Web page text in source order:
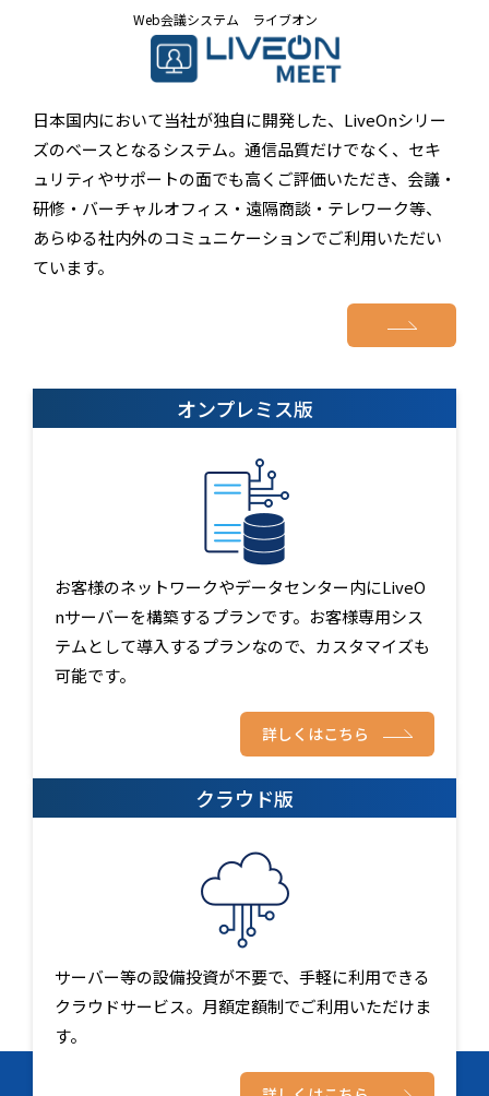
Web会議システム ライブオン
日本国内において当社が独自に開発した、LiveOnシリー
ズのベースとなるシステム。通信品質だけでなく、セキ
ュリティやサポートの面でも高くご評価いただき、会議・
研修・バーチャルオフィス・遠隔商談・テレワーク等、
あらゆる社内外のコミュニケーションでご利用いただい
ています。
オンプレミス版
お客様のネットワークやデータセンター内にLiveO
nサーバーを構築するプランです。お客様専用シス
テムとして導入するプランなので、カスタマイズも
可能です。
詳しくはこちら
クラウド版
サーバー等の設備投資が不要で、手軽に利用できる
クラウドサービス。月額定額制でご利用いただけま
す。